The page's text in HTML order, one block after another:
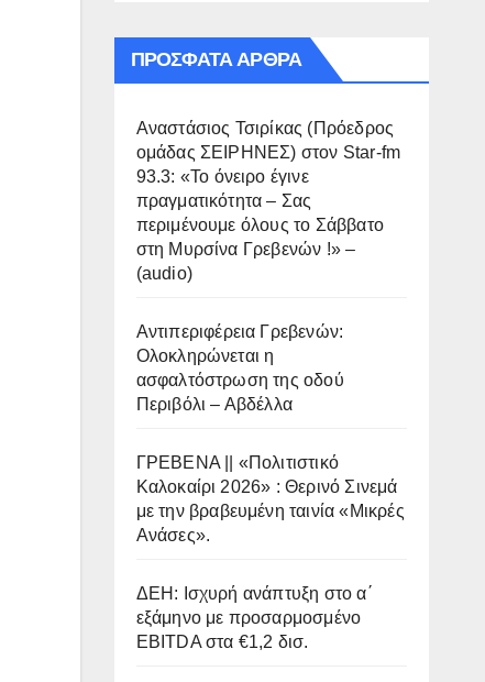
ΠΡΌΣΦΑΤΑ ΆΡΘΡΑ
Αναστάσιος Τσιρίκας (Πρόεδρος
ομάδας ΣΕΙΡΗΝΕΣ) στον Star-fm
93.3: «Το όνειρο έγινε
πραγματικότητα – Σας
περιμένουμε όλους το Σάββατο
στη Μυρσίνα Γρεβενών !» –
(audio)
Αντιπεριφέρεια Γρεβενών:
Ολοκληρώνεται η
ασφαλτόστρωση της οδού
Περιβόλι – Αβδέλλα
ΓΡΕΒΕΝΑ || «Πολιτιστικό
Καλοκαίρι 2026» : Θερινό Σινεμά
με την βραβευμένη ταινία «Μικρές
Ανάσες».
ΔΕΗ: Ισχυρή ανάπτυξη στο α΄
εξάμηνο με προσαρμοσμένο
EBITDA στα €1,2 δισ.